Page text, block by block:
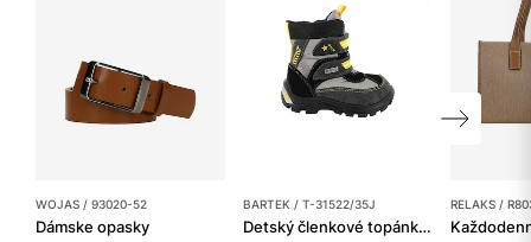
WOJAS / 93020-52
Dámske opasky
BARTEK / T-31522/35J
Detský členkové topánky BARTEK
RELAKS /